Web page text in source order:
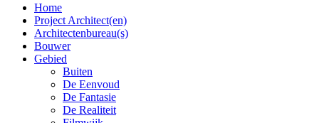
Home
Project Architect(en)
Architectenbureau(s)
Bouwer
Gebied
Buiten
De Eenvoud
De Fantasie
De Realiteit